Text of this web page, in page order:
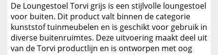
De Loungestoel Torvi grijs is een stijlvolle loungestoel
voor buiten. Dit product valt binnen de categorie
kunststof tuinmeubelen en is geschikt voor gebruik in
diverse buitenruimtes. Deze uitvoering maakt deel uit
van de Torvi productlijn en is ontworpen met oog